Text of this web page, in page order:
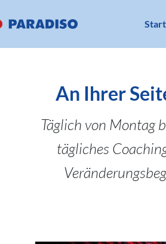
An Ihrer
Täglich von Montag
tägliches